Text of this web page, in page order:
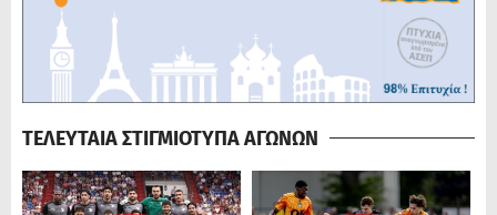
ΤΕΛΕΥΤΑΙΑ ΣΤΙΓΜΙΟΤΥΠΑ ΑΓΩΝΩΝ